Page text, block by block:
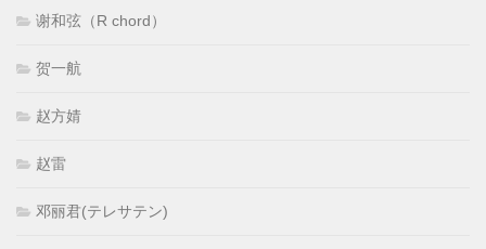
谢和弦（R chord）
贺一航
赵方婧
赵雷
邓丽君(テレサテン)